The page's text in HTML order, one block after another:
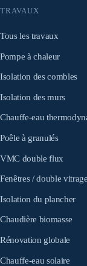
TRAVAUX
Tous les travaux
Pompe à chaleur
Isolation des combles
Isolation des murs
Chauffe-eau
Poêle à granulés
VMC double flux
Fenêtres / double vitrage
Isolation du plancher
Chaudière biomasse
Rénovation globale
Chauffe-eau solaire